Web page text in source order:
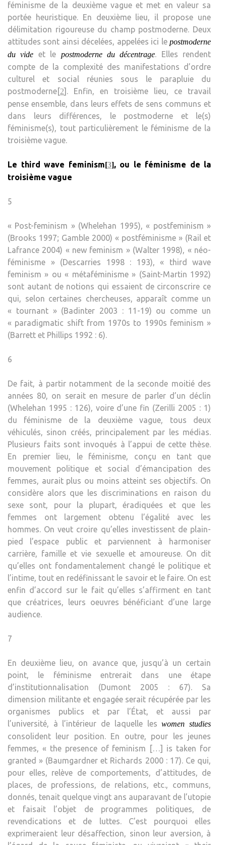
féminisme de la deuxième vague et met en valeur sa
portée heuristique. En deuxième lieu, il propose une
délimitation rigoureuse du champ postmoderne. Deux
attitudes sont ainsi décelées, appelées ici le postmoderne
du vide et le postmoderne du décentrage. Elles rendent
compte de la complexité des manifestations d’ordre
culturel et social réunies sous le parapluie du
postmoderne[2]. Enfin, en troisième lieu, ce travail
pense ensemble, dans leurs effets de sens communs et
dans leurs différences, le postmoderne et le(s)
féminisme(s), tout particulièrement le féminisme de la
troisième vague.
Le third wave feminism[3], ou le féminisme de la
troisième vague
5
« Post-feminism » (Whelehan 1995), « postfeminism »
(Brooks 1997; Gamble 2000) « postféminisme » (Rail et
Lafrance 2004) « new feminism » (Walter 1998), « néo-
féminisme » (Descarries 1998 : 193), « third wave
feminism » ou « métaféminisme » (Saint-Martin 1992)
sont autant de notions qui essaient de circonscrire ce
qui, selon certaines chercheuses, apparaît comme un
« tournant » (Badinter 2003 : 11-19) ou comme un
« paradigmatic shift from 1970s to 1990s feminism »
(Barrett et Phillips 1992 : 6).
6
De fait, à partir notamment de la seconde moitié des
années 80, on serait en mesure de parler d’un déclin
(Whelehan 1995 : 126), voire d’une fin (Zerilli 2005 : 1)
du féminisme de la deuxième vague, tous deux
véhiculés, sinon créés, principalement par les médias.
Plusieurs faits sont invoqués à l’appui de cette thèse.
En premier lieu, le féminisme, conçu en tant que
mouvement politique et social d’émancipation des
femmes, aurait plus ou moins atteint ses objectifs. On
considère alors que les discriminations en raison du
sexe sont, pour la plupart, éradiquées et que les
femmes ont largement obtenu l’égalité avec les
hommes. On veut croire qu’elles investissent de plain-
pied l’espace public et parviennent à harmoniser
carrière, famille et vie sexuelle et amoureuse. On dit
qu’elles ont fondamentalement changé le politique et
l’intime, tout en redéfinissant le savoir et le faire. On est
enfin d’accord sur le fait qu’elles s’affirment en tant
que créatrices, leurs oeuvres bénéficiant d’une large
audience.
7
En deuxième lieu, on avance que, jusqu’à un certain
point, le féminisme entrerait dans une étape
d’institutionnalisation (Dumont 2005 : 67). Sa
dimension militante et engagée serait récupérée par les
organismes publics et par l’État, et aussi par
l’université, à l’intérieur de laquelle leswomen studies
consolident leur position. En outre, pour les jeunes
femmes, « the presence of feminism […] is taken for
granted » (Baumgardner et Richards 2000 : 17). Ce qui,
pour elles, relève de comportements, d’attitudes, de
places, de professions, de relations, etc., communs,
donnés, tenait quelque vingt ans auparavant de l’utopie
et faisait l’objet de programmes politiques, de
revendications et de luttes. C’est pourquoi elles
exprimeraient leur désaffection, sinon leur aversion, à